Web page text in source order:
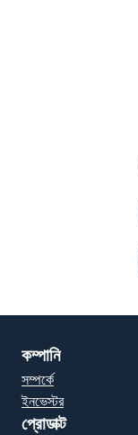
কম্পানি
সম্পর্কে
ইনভেস্টর
প্রোডাক্ট